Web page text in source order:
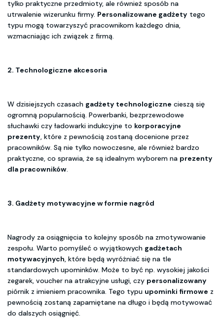
tylko praktyczne przedmioty, ale również sposób na
utrwalenie wizerunku firmy. Personalizowane gadżety tego
typu mogą towarzyszyć pracownikom każdego dnia,
wzmacniając ich związek z firmą.
2. Technologiczne akcesoria
W dzisiejszych czasach gadżety technologiczne cieszą się
ogromną popularnością. Powerbanki, bezprzewodowe
słuchawki czy ładowarki indukcyjne to korporacyjne
prezenty, które z pewnością zostaną docenione przez
pracowników. Są nie tylko nowoczesne, ale również bardzo
praktyczne, co sprawia, że są idealnym wyborem na prezenty
dla pracowników.
3. Gadżety motywacyjne w formie nagród
Nagrody za osiągnięcia to kolejny sposób na zmotywowanie
zespołu. Warto pomyśleć o wyjątkowych gadżetach
motywacyjnych, które będą wyróżniać się na tle
standardowych upominków. Może to być np. wysokiej jakości
zegarek, voucher na atrakcyjne usługi, czy personalizowany
piórnik z imieniem pracownika. Tego typu upominki firmowe z
pewnością zostaną zapamiętane na długo i będą motywować
do dalszych osiągnięć.